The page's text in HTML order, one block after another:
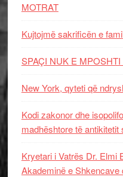
MOTRAT
Kujtojmë sakrificën e
SPAÇI NUK E
New York, qyteti që
Kodi zakonor dhe
madhështore të antikitetit
Kryetari i Vatrës Dr. Elmi
Akademinë e